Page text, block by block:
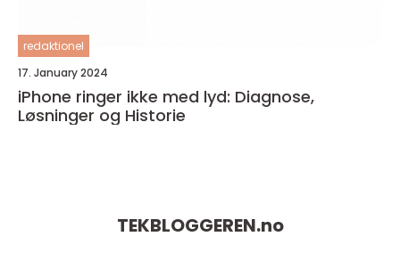
redaktionel
17. January 2024
iPhone ringer ikke med lyd: Diagnose,
Løsninger og Historie
TEKBLOGGEREN.no